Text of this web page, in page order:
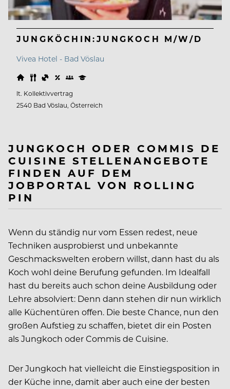
JUNGKÖCHIN:JUNGKOCH M/W/D
Vivea Hotel - Bad Vöslau
lt. Kollektivvertrag
2540 Bad Vöslau, Österreich
JUNGKOCH ODER COMMIS DE
CUISINE STELLENANGEBOTE
FINDEN AUF DEM
JOBPORTAL VON ROLLING
PIN
Wenn du ständig nur vom Essen redest, neue
Techniken ausprobierst und unbekannte
Geschmackswelten erobern willst, dann hast du als
Koch wohl deine Berufung gefunden. Im Idealfall
hast du bereits auch schon deine Ausbildung oder
Lehre absolviert: Denn dann stehen dir nun wirklich
alle Küchentüren offen. Die beste Chance, nun den
großen Aufstieg zu schaffen, bietet dir ein Posten
als Jungkoch oder Commis de Cuisine.
Der Jungkoch hat vielleicht die Einstiegsposition in
der Küche inne, damit aber auch eine der besten